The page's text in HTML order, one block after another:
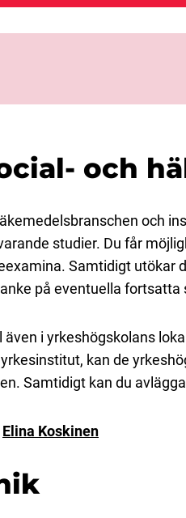
och
och
studier. Du får
Samtidigt utökar
på eventuella fortsatta
i yrkeshögskolans
kan de
Samtidigt kan du
Elina Koskinen